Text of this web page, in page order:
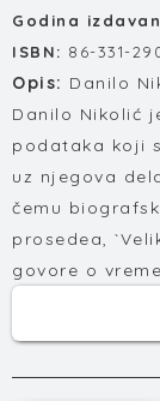
Godina
ISBN: 86-331-
Opis: Danilo
Danilo Nikolić
podataka koji
uz njegova
čemu
prosedea,
govore o